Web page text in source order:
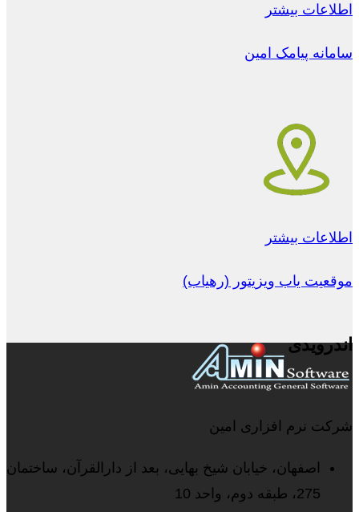
اطلاعات بیشتر
سامانه پیامک امین
اطلاعات بیشتر
موقعیت یاب ویزیتور (رهیاب)
اندرویدی
شرکت نرم افزاری امین
اصفهان، خیابان شیخ بهایی، بعد از دارالقرآن، ساختمان
275، طبقه دوم، واحد 10